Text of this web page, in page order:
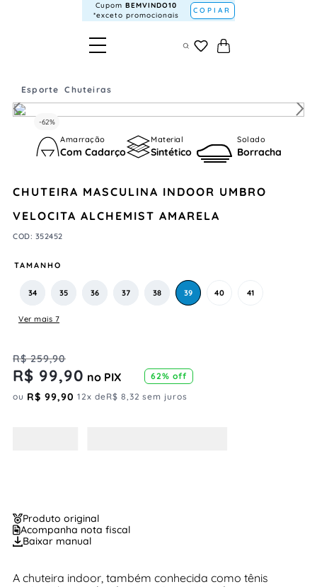
Cupom BEMVINDO10
*exceto promocionais
COPIAR
Esporte Chuteiras
-62%
Amarração
Com Cadarço
Material
Sintético
Solado
Borracha
CHUTEIRA MASCULINA INDOOR UMBRO
VELOCITA ALCHEMIST AMARELA
COD: 352452
TAMANHO
34 35 36 37 38 39 40 41
Ver mais 7
R$ 259,90
R$ 99,90 no PIX 62% off
ou R$ 99,90 12x deR$ 8,32 sem juros
Produto original
Acompanha nota fiscal
Baixar manual
A chuteira indoor, também conhecida como tênis